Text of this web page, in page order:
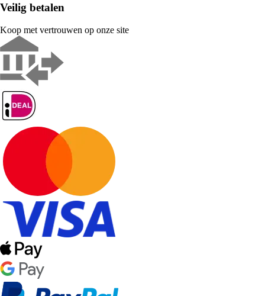
Veilig betalen
Koop met vertrouwen op onze site